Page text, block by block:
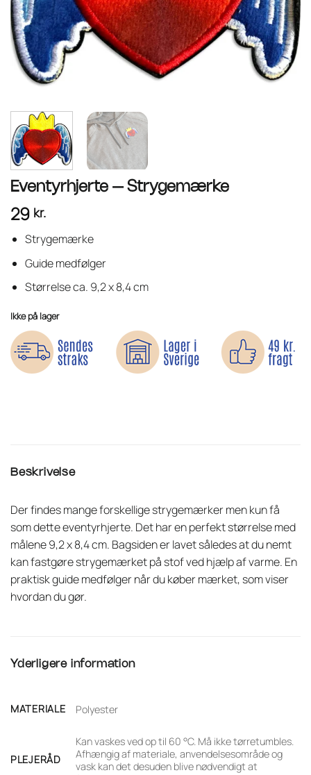
Eventyrhjerte – Strygemærke
29 kr.
Strygemærke
Guide medfølger
Størrelse ca. 9,2 x 8,4 cm
Ikke på lager
Beskrivelse
Der findes mange forskellige strygemærker men kun få
som dette eventyrhjerte. Det har en perfekt størrelse med
målene 9,2 x 8,4 cm. Bagsiden er lavet således at du nemt
kan fastgøre strygemærket på stof ved hjælp af varme. En
praktisk guide medfølger når du køber mærket, som viser
hvordan du gør.
Yderligere information
MATERIALE Polyester
PLEJERÅD
Kan vaskes ved op til 60 °C. Må ikke tørretumbles.
Afhængig af materiale, anvendelsesområde og
vask kan det desuden blive nødvendigt at